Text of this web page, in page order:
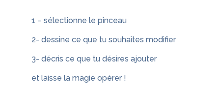
1 – sélectionne le pinceau
2- dessine ce que tu souhaites modifier
3- décris ce que tu désires ajouter
et laisse la magie opérer !